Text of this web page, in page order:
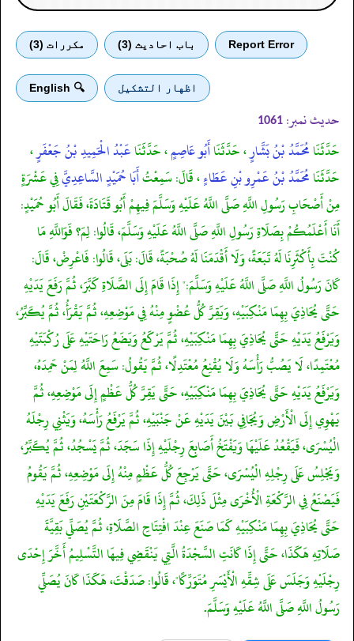
Report Error باب احادیث (3) مكررات (3)
اظهار التشكيل 🔍 English
حدیث نمبر: 1061
حَدَّثَنَامُحَمَّدُ بْنُ بَشَّارٍ، حَدَّثَنَاأَبُو عَاصِمٍ، حَدَّثَنَاعَبْدُ الْحَمِيدِ بْنُ جَعْفَرٍ،
حَدَّثَنَامُحَمَّدُ بْنُ عَمْرِو بْنِ عَطَاءٍ، قَالَ: سَمِعْتُأَبَا حُمَيْدٍ السَّاعِدِيَّفِي عَشْرَةٍ
مِنْ أَصْحَابِ رَسُولِ اللَّهِ صَلَّى اللَّهُ عَلَيْهِ وَسَلَّمَ فِيهِمْ أَبُو قَتَادَةَ، فَقَالَ أَبُو حُمَيْدٍ:
أَنَا أَعْلَمُكُمْ بِصَلَاةِ رَسُولِ اللَّهِ صَلَّى اللَّهُ عَلَيْهِ وَسَلَّمَ، قَالُوا: لِمَ؟ فَوَاللَّهِ مَا
كُنْتَ بِأَكْثَرِنَا لَهُ تَبَعَةً، وَلَا أَقْدَمَنَا لَهُ صُحْبَةً، قَالَ: بَلَى، قَالُوا: فَاعْرِضْ، قَالَ:
كَانَ رَسُولُ اللَّهِ صَلَّى اللَّهُ عَلَيْهِ وَسَلَّمَ:" إِذَا قَامَ إِلَى الصَّلَاةِ كَبَّرَ، ثُمَّ رَفَعَ يَدَيْهِ
حَتَّى يُحَاذِيَ بِهِمَا مَنْكِبَيْهِ، وَيَقِرَّ كُلُّ عُضْوٍ مِنْهُ فِي مَوْضِعِهِ، ثُمَّ يَقْرَأُ، ثُمَّ يُكَبِّرُ،
وَيَرْفَعُ يَدَيْهِ حَتَّى يُحَاذِيَ بِهِمَا مَنْكِبَيْهِ، ثُمَّ يَرْكَعُ وَيَضَعُ رَاحَتَيْهِ عَلَى رُكْبَتَيْهِ
مُعْتَمِدًا، لَا يَصُبُّ رَأْسَهُ وَلَا يُقْنِعُ مُعْتَدِلًا، ثُمَّ يَقُولُ: سَمِعَ اللَّهُ لِمَنْ حَمِدَهُ،
وَيَرْفَعُ يَدَيْهِ حَتَّى يُحَاذِيَ بِهِمَا مَنْكِبَيْهِ، حَتَّى يَقِرَّ كُلُّ عَظْمٍ إِلَى مَوْضِعِهِ، ثُمَّ
يَهْوِي إِلَى الْأَرْضِ وَيُجَافِي بَيْنَ يَدَيْهِ عَنْ جَنْبَيْهِ، ثُمَّ يَرْفَعُ رَأْسَهُ، وَيَثْنِي رِجْلَهُ
الْيُسْرَى، فَيَقْعُدُ عَلَيْهَا وَيَفْتَخُ أَصَابِعَ رِجْلَيْهِ إِذَا سَجَدَ، ثُمَّ يَسْجُدُ، ثُمَّ يُكَبِّرُ،
وَيَجْلِسُ عَلَى رِجْلِهِ الْيُسْرَى، حَتَّى يَرْجِعَ كُلُّ عَظْمٍ مِنْهُ إِلَى مَوْضِعِهِ، ثُمَّ يَقُومُ
فَيَصْنَعُ فِي الرَّكْعَةِ الْأُخْرَى مِثْلَ ذَلِكَ، ثُمَّ إِذَا قَامَ مِنَ الرَّكْعَتَيْنِ رَفَعَ يَدَيْهِ
حَتَّى يُحَاذِيَ بِهِمَا مَنْكِبَيْهِ كَمَا صَنَعَ عِنْدَ افْتِتَاحِ الصَّلَاةِ، ثُمَّ يُصَلِّي بَقِيَّةَ
صَلَاتِهِ هَكَذَا، حَتَّى إِذَا كَانَتِ السَّجْدَةُ الَّتِي يَنْقَضِي فِيهَا التَّسْلِيمُ أَخَّرَ إِحْدَى
رِجْلَيْهِ وَجَلَسَ عَلَى شِقِّهِ الْأَيْسَرِ مُتَوَرِّكًا"، قَالُوا: صَدَقْتَ، هَكَذَا كَانَ يُصَلِّي
رَسُولُ اللَّهِ صَلَّى اللَّهُ عَلَيْهِ وَسَلَّمَ.